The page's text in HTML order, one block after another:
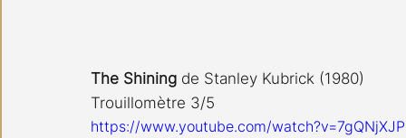
The Shining de Stanley Kubrick (1980)
Trouillomètre 3/5
https://www.youtube.com/